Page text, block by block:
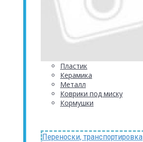
Пластик
Керамика
Металл
Коврики под миску
Кормушки
Переноски, транспортировка